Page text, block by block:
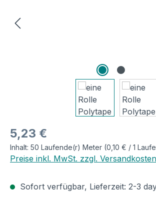
Regulärer Preis:
5,23 €
Inhalt: 50 Laufende(r) Meter (0,10 € / 1
Preise inkl. MwSt. zzgl. Versandkosten
Sofort verfügbar, Lieferzeit: 2-3